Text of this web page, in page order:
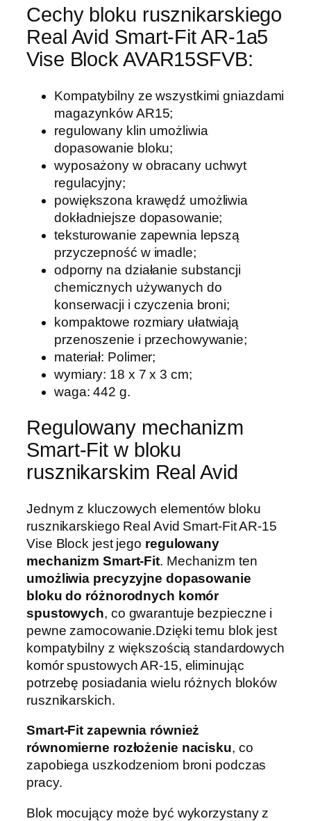
t
F
i
5
S
F
V
Cechy bloku rusznikarskiego
Real Avid Smart-Fit AR-1a5
Vise Block AVAR15SFVB:
Kompatybilny ze wszystkimi gniazdami
magazynków AR15;
regulowany klin umożliwia
dopasowanie bloku;
wyposażony w obracany uchwyt
regulacyjny;
powiększona krawędź umożliwia
dokładniejsze dopasowanie;
teksturowanie zapewnia lepszą
przyczepność w imadle;
odporny na działanie substancji
chemicznych używanych do
konserwacji i czyczenia broni;
kompaktowe rozmiary ułatwiają
przenoszenie i przechowywanie;
materiał: Polimer;
wymiary: 18 x 7 x 3 cm;
waga: 442 g.
Regulowany mechanizm
Smart-Fit w bloku
rusznikarskim Real Avid
Jednym z kluczowych elementów bloku
rusznikarskiego Real Avid Smart-Fit AR-15
Vise Block jest jego regulowany
mechanizm Smart-Fit. Mechanizm ten
umożliwia precyzyjne dopasowanie
bloku do różnorodnych komór
spustowych, co gwarantuje bezpieczne i
pewne zamocowanie.Dzięki temu blok jest
kompatybilny z większością standardowych
komór spustowych AR-15, eliminując
potrzebę posiadania wielu różnych bloków
rusznikarskich.
Smart-Fit zapewnia również
równomierne rozłożenie nacisku, co
zapobiega uszkodzeniom broni podczas
pracy.
Blok mocujący może być wykorzystany z